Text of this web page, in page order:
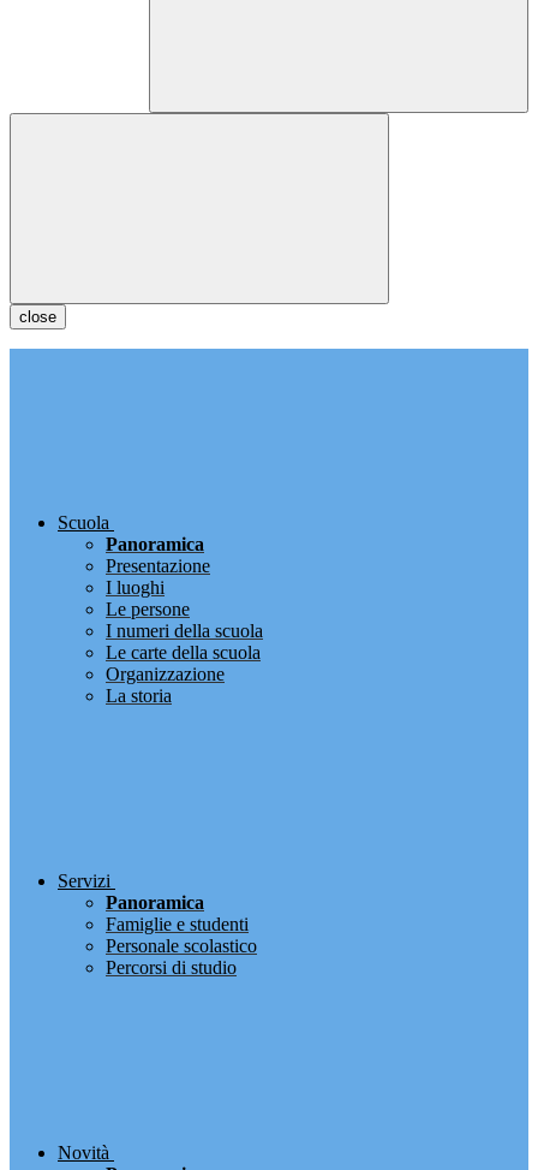
close
Scuola
Panoramica
Presentazione
I luoghi
Le persone
I numeri della scuola
Le carte della scuola
Organizzazione
La storia
Servizi
Panoramica
Famiglie e studenti
Personale scolastico
Percorsi di studio
Novità